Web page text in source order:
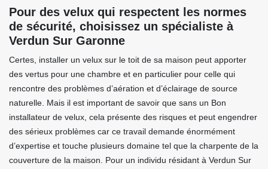
Pour des velux qui respectent les normes
de sécurité, choisissez un spécialiste à
Verdun Sur Garonne
Certes, installer un velux sur le toit de sa maison peut apporter
des vertus pour une chambre et en particulier pour celle qui
rencontre des problèmes d’aération et d’éclairage de source
naturelle. Mais il est important de savoir que sans un Bon
installateur de velux, cela présente des risques et peut engendrer
des sérieux problèmes car ce travail demande énormément
d’expertise et touche plusieurs domaine tel que la charpente de la
couverture de la maison. Pour un individu résidant à Verdun Sur